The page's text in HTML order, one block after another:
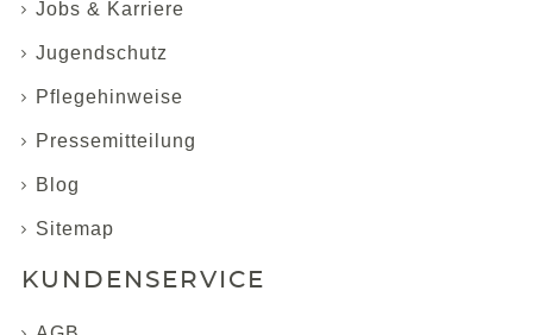
Jobs & Karriere
Jugendschutz
Pflegehinweise
Pressemitteilung
Blog
Sitemap
KUNDENSERVICE